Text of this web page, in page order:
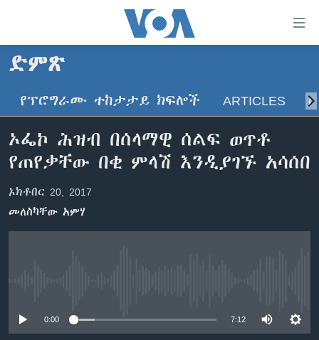
ማገናኛዎች
ዋናው
ይዘት
ወደ
ዋናው
እለፍ
ወደ
ዋናው
ዜና
ኢትዮጵያ
ኑሮ በጤንነት
ከምሽቱ ሦስት ሰዓት የአማርኛ ዜና
ክምችት
ድምጽ
የፕሮግራሙ ተከታታይ ክፍሎች ARTICLES
ኦፌኮ ሕዝብ በሰላማዊ ሰልፍ ወጥቶ
የጠየቃቸው በቂ ምላሽ እንዲያገኙ አሳሰበ
ኦክቶበር 20, 2017
መለስካቸው አምሃ
0:00 7:12